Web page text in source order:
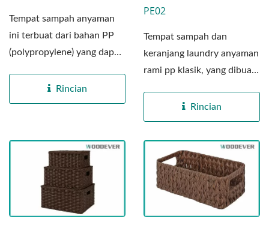
Tempat sampah anyaman
ini terbuat dari bahan PP
(polypropylene) yang dapat
Rincian
PE02
Tempat sampah dan
keranjang laundry anyaman
rami pp klasik, yang dibuat
pengrajin...
Rincian